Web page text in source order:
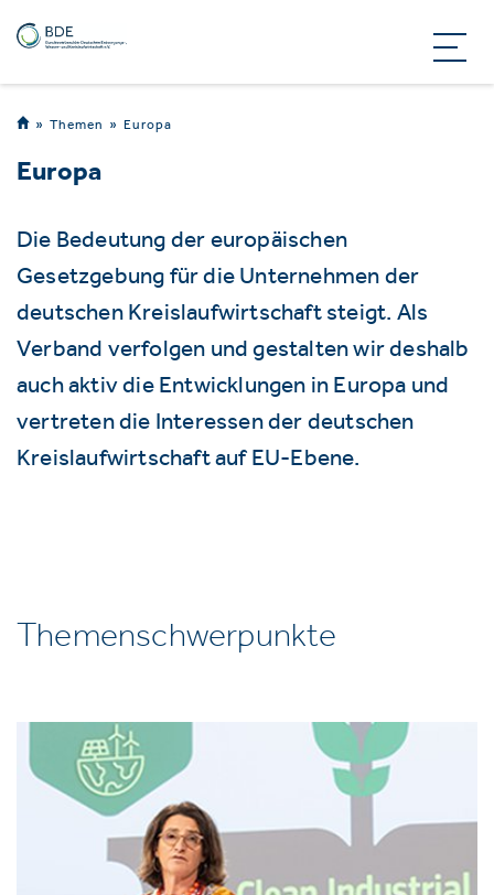
Themen Europa
Europa
Die Bedeutung der europäischen
Gesetzgebung für die Unternehmen der
deutschen Kreislaufwirtschaft steigt. Als
Verband verfolgen und gestalten wir deshalb
auch aktiv die Entwicklungen in Europa und
vertreten die Interessen der deutschen
Kreislaufwirtschaft auf EU-Ebene.
Themenschwerpunkte